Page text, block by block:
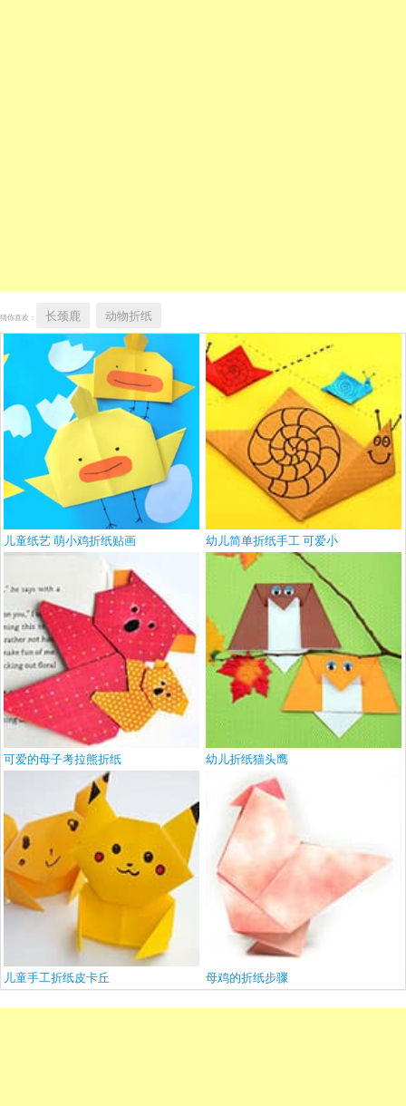
猜你喜欢： 长颈鹿 动物折纸
儿童纸艺 萌小鸡折纸贴画 幼儿简单折纸手工 可爱小
可爱的母子考拉熊折纸 幼儿折纸猫头鹰
儿童手工折纸皮卡丘 母鸡的折纸步骤